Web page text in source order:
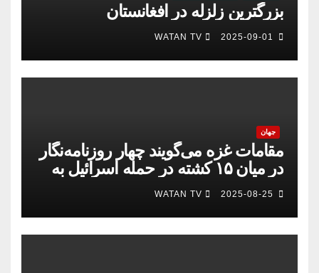
بزرگترین زلزله در افغانستان
2025-09-01
WATAN TV
جهان
مقامات غزه می‌گویند چهار روزنامه‌نگار
در میان ۱۵ کشته در حمله اسرائیل به
بیمارستان
2025-08-25
WATAN TV